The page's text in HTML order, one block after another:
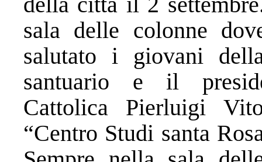
sala delle colonne
salutato i giovani
santuario e il
Cattolica Pierluigi
“Centro Studi santa